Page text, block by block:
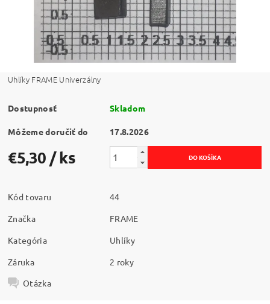
Uhlíky FRAME Univerzálny
Dostupnosť Skladom
Môžeme doručiť do 17.8.2026
€5,30 / ks
Kód tovaru
44
Značka
FRAME
Kategória
Uhlíky
Záruka
2 roky
Otázka